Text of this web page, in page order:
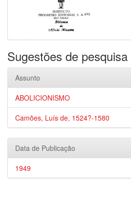
Sugestões de pesquisa
Assunto
ABOLICIONISMO
Camões, Luís de, 1524?-1580
Data de Publicação
1949